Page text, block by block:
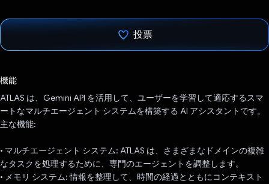
投票
機能
ATLAS は、Gemini API を活用して、ユーザーを学習して適応するスマ
ートなマルチエージェント システムを構築する AI アシスタントです。
主な機能:
• マルチエージェント システム: ATLAS は、さまざまなドメインの複雑
なタスクを処理するために、専門のエージェントを調整します。
• メモリ システム: 情報を整理して、時間の経過とともにコンテキスト